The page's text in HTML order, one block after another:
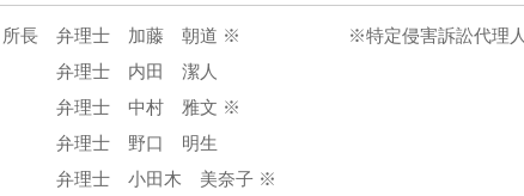
所長 弁理士 加藤 朝道 ※ ※特定侵害訴訟代理人
弁理士 内田 潔人
弁理士 中村 雅文 ※
弁理士 野口 明生
弁理士 小田木 美奈子 ※